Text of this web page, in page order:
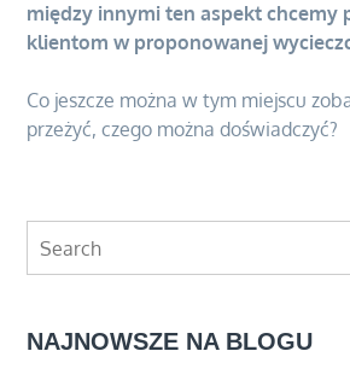
między innymi ten aspekt chcemy
klientom w proponowanej
Co jeszcze można w tym miejscu
przeżyć, czego można doświadczyć?
Search
NAJNOWSZE NA BLOGU